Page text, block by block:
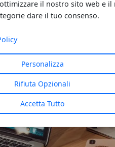
il nostro sito web e il
dare il tuo consenso.
Personalizza
Rifiuta Opzionali
Accetta Tutto